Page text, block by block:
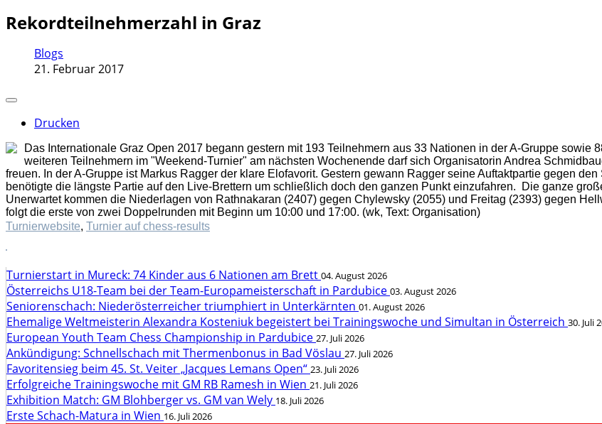
Rekordteilnehmerzahl in Graz
Blogs
21. Februar 2017
Drucken
Das Internationale Graz Open 2017 begann gestern mit 193 Teilnehmern aus 33 Nationen in der A-Gruppe sowie
weiteren Teilnehmern im "Weekend-Turnier" am nächsten Wochenende darf sich Organisatorin Andrea
freuen. In der A-Gruppe ist Markus Ragger der klare Elofavorit. Gestern gewann Ragger seine Auftaktpartie gegen
benötigte die längste Partie auf den Live-Brettern um schließlich doch den ganzen Punkt einzufahren. Die ganze
Unerwartet kommen die Niederlagen von Rathnakaran (2407) gegen Chylewsky (2055) und Freitag (2393) gegen
folgt die erste von zwei Doppelrunden mit Beginn um 10:00 und 17:00. (wk, Text: Organisation)
Turnierwebsite, Turnier auf chess-results
Turnierstart in Mureck: 74 Kinder aus 6 Nationen am Brett 04. August 2026
Österreichs U18-Team bei der Team-Europameisterschaft in Pardubice 03. August 2026
Seniorenschach: Niederösterreicher triumphiert in Unterkärnten 01. August 2026
Ehemalige Weltmeisterin Alexandra Kosteniuk begeistert bei Trainingswoche und Simultan in Österreich 30. Juli
European Youth Team Chess Championship in Pardubice 27. Juli 2026
Ankündigung: Schnellschach mit Thermenbonus in Bad Vöslau 27. Juli 2026
Favoritensieg beim 45. St. Veiter „Jacques Lemans Open“ 23. Juli 2026
Erfolgreiche Trainingswoche mit GM RB Ramesh in Wien 21. Juli 2026
Exhibition Match: GM Blohberger vs. GM van Wely 18. Juli 2026
Erste Schach-Matura in Wien 16. Juli 2026